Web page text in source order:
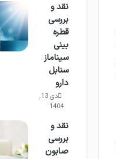
نقد و
بررسی
قطره
بینی
سیناماز
سنابل
دارو
دی 13,
1404
نقد و
بررسی
صابون